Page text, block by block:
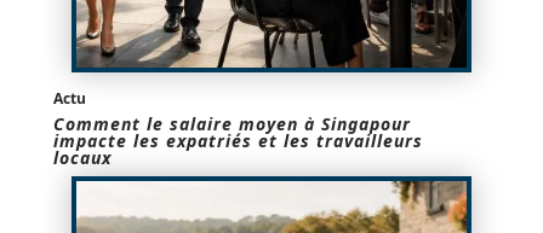
Actu
Comment le salaire moyen à Singapour
impacte les expatriés et les travailleurs
locaux